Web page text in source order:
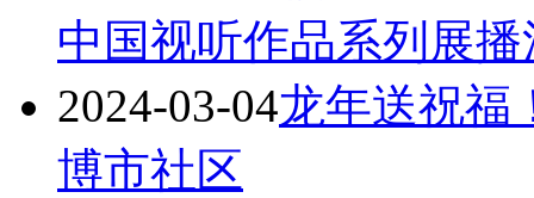
中国视听作品系列展
2024-03-04龙年送祝福
博市社区